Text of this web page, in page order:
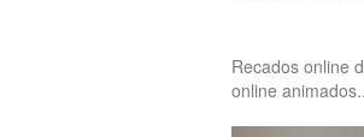
Recados online
online animados..